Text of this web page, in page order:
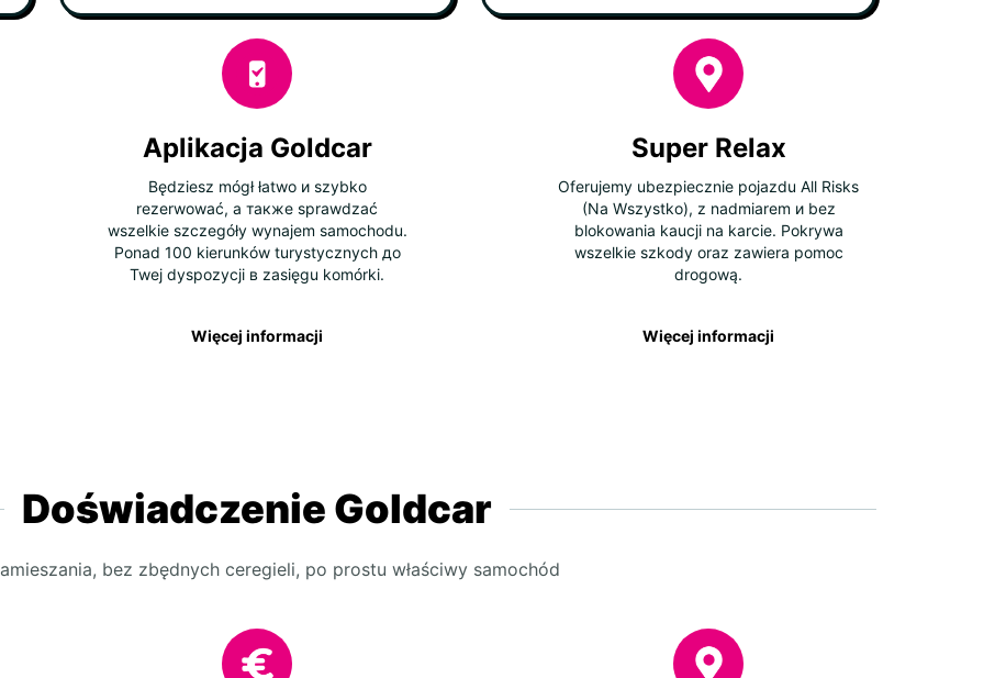
Aplikacja Goldcar
Będziesz mógł łatwo и szybko
rezerwować, а также sprawdzać
wszelkie szczegóły wynajem samochodu.
Ponad 100 kierunków turystycznych до
Twej dyspozycji в zasięgu komórki.
Więcej informacji
Super Relax
Oferujemy ubezpiecznie pojazdu All Risks
(Na Wszystko), z nadmiarem и bez
blokowania kaucji na karcie. Pokrywa
wszelkie szkody oraz zawiera pomoc
drogową.
Więcej informacji
Doświadczenie Goldcar
bez zbędnych ceregieli, po prostu właściwy samochód